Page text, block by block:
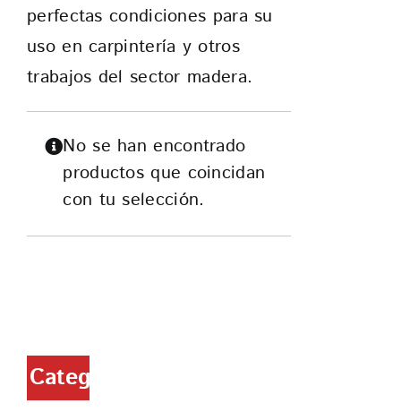
perfectas condiciones para su
uso en carpintería y otros
trabajos del sector madera.
No se han encontrado
productos que coincidan
con tu selección.
Categorías